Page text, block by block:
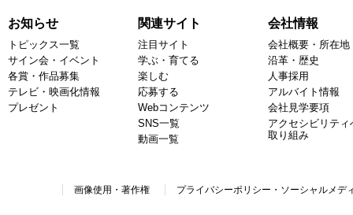
お知らせ
トピックス一覧
サイン会・イベント
各賞・作品募集
テレビ・映画化情報
プレゼント
関連サイト
注目サイト
学ぶ・育てる
楽しむ
応募する
Webコンテンツ
SNS一覧
動画一覧
会社情報
会社概要・所在地
沿革・歴史
人事採用
アルバイト情報
会社見学要項
アクセシビリティ
取り組み
画像使用・著作権 プライバシーポリシー・ソーシャルメデ